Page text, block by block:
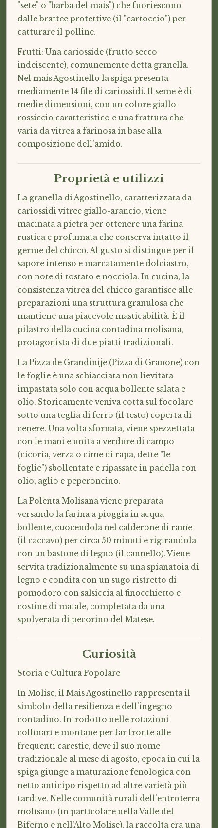
"sete" o "barba del mais") che fuoriescono
dalle brattee protettive (il "cartoccio") per
catturare il polline.
Frutti: Una cariosside (frutto secco
indeiscente), comunemente detta granella.
Nel mais Agostinello la spiga presenta
mediamente 14 file di cariossidi. Il seme è di
medie dimensioni, con un colore giallo-
rossiccio caratteristico e una frattura che
varia da vitrea a farinosa in base alla
composizione dell'amido.
Proprietà e utilizzi
La granella di Agostinello, caratterizzata da
cariossidi vitree giallo-arancio, viene
macinata a pietra per ottenere una farina
rustica e profumata che conserva intatto il
germe del chicco. Al gusto si distingue per il
sapore intenso e marcatamente dolciastro,
con note di tostato e nocciola. In cucina, la
consistenza vitrea del chicco garantisce alle
preparazioni una struttura granulosa che
mantiene una piacevole masticabilità. È il
pilastro della cucina contadina molisana,
protagonista di due piatti tradizionali.
La Pizza de Grandinije (Pizza di Granone) con
le foglie è una schiacciata non lievitata
impastata solo con acqua bollente salata e
olio. Storicamente veniva cotta sul focolare
sotto una teglia di ferro (il testo) coperta di
cenere. Una volta sfornata, viene spezzettata
con le mani e unita a verdure di campo
(cicoria, verza o cime di rapa, dette "le
foglie") sbollentate e ripassate in padella con
olio, aglio e peperoncino.
La Polenta Molisana viene preparata
versando la farina a pioggia in acqua
bollente, cuocendola nel calderone di rame
(il caccavo) per circa 50 minuti e rigirandola
con un bastone di legno (il cannello). Viene
servita tradizionalmente su una spianatoia di
legno e condita con un sugo ristretto di
pomodoro con salsiccia al finocchietto e
costine di maiale, completata da una
spolverata di pecorino del Matese.
Curiosità
Storia e Cultura Popolare
In Molise, il Mais Agostinello rappresenta il
simbolo della resilienza e dell'ingegno
contadino. Introdotto nelle rotazioni
collinari e montane per far fronte alle
frequenti carestie, deve il suo nome
tradizionale al mese di agosto, epoca in cui la
spiga giunge a maturazione fenologica con
netto anticipo rispetto ad altre varietà più
tardive. Nelle comunità rurali dell'entroterra
molisano (in particolare nella Valle del
Biferno e nell'Alto Molise), la raccolta era una